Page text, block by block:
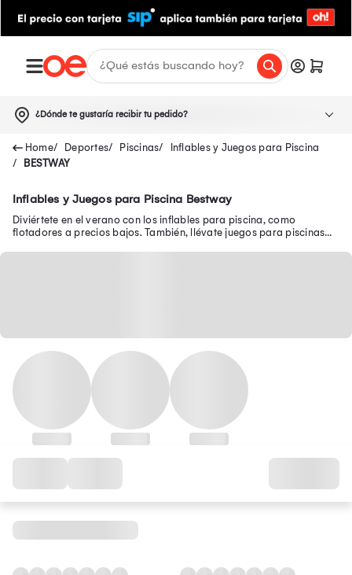
¿Dónde te gustaría recibir tu pedido?
Deportes Piscinas
Inflables y Juegos para Piscina
BESTWAY
Inflables y Juegos para Piscina Bestway
Diviértete en el verano con los inflables para piscina, como
flotadores a precios bajos. También, llévate juegos para piscinas